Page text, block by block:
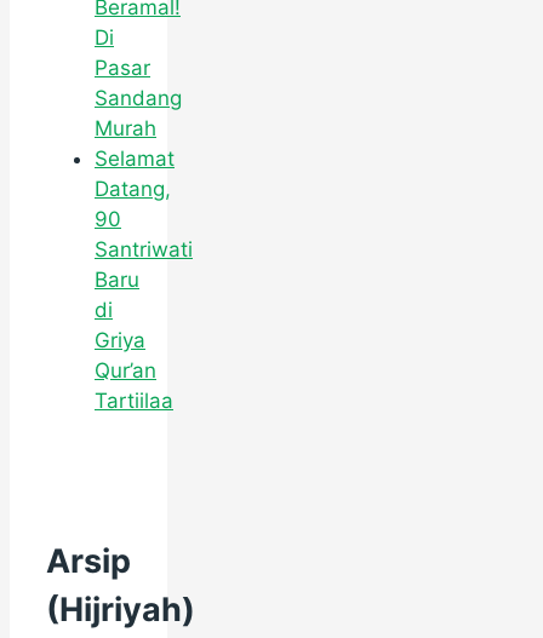
Beramal!
Di
Pasar
Sandang
Murah
Selamat
Datang,
90
Santriwati
Baru
di
Griya
Qur’an
Tartiilaa
Arsip
(Hijriyah)